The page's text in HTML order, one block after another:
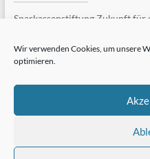
Wir verwenden Cookies, um unsere
optimieren.
Sparkassenstiftung Zukunft für
83022 Rosenheim
Telefon: +49 (8031) 182-84510
vollständiges Impressum »